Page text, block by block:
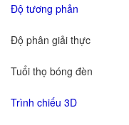
Độ tương phản
Độ phân giải thực
Tuổi thọ bóng đèn
Trình chiếu 3D